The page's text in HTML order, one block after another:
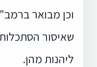
וכן מבואר
שאיסור
ליהנות מהן.